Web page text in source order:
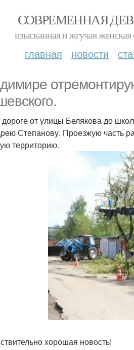
СОВРЕМЕННАЯ
изысканная и жгучая женская
главная новости
дороге от улицы Белякова до
Степанову. Проезжую часть
территорию.
хорошая новость!